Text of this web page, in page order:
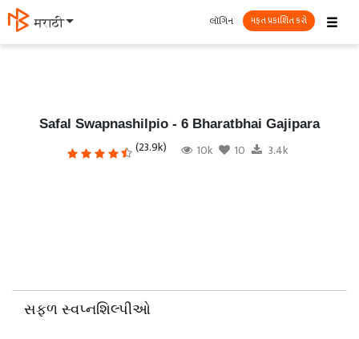
தமிழ் ☰
લૉગિન મફત પ્રકાશિત કરો
Safal Swapnashilpio - 6 Bharatbhai Gajipara
(23.9k) 10k 10 3.4k
સફળ સ્વપ્નશિલ્પીઓ